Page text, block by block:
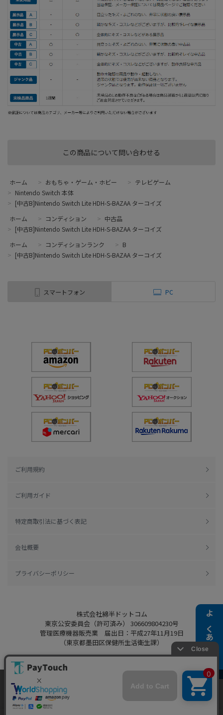
よくある質問
この商品について問い合わせる
ホーム > おもちゃ・ゲーム・ホビー > テレビゲーム
> Nintendo Switch 本体
> [中古B]Nintendo Switch Lite HDH-S-BAZAA ターコイズ
ホーム
> コンディション > 中古品
> [中古B]Nintendo Switch Lite HDH-S-BAZAA ターコイズ
ホーム
> コンディションランク > B
> [中古B]Nintendo Switch Lite HDH-S-BAZAA ターコイズ
スマートフォン PC
ご利用規約
ご利用ガイド
特定商取引法に基づく表記
会社概要
プライバシーポリシー
株式会社綿半ドットコム
東京公安委員会（許可済み） 306609804230号
管理医療機器販売業 届出日：平成27年11月19日
（東京都墨田区保健所生活衛生課）
Copyright 2022
Powered by Watahan Partners Co., Ltd.
当ウェブサイトでは、お客様により良いサービス
をご提供するため、クッキーを利用しています。
サイト利用を継続することにより、クッキーの使
同意する